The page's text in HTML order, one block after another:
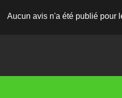
Aucun avis n'a été publié pour